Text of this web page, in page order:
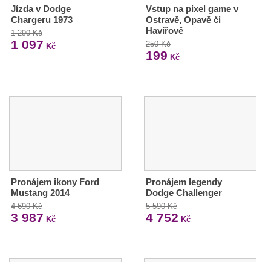
Jízda v Dodge
Chargeru 1973
1 290 Kč
1 097 Kč
Vstup na pixel game v
Ostravě, Opavě či
Havířově
250 Kč
199 Kč
Pronájem ikony Ford
Mustang 2014
4 690 Kč
3 987 Kč
Pronájem legendy
Dodge Challenger
5 590 Kč
4 752 Kč